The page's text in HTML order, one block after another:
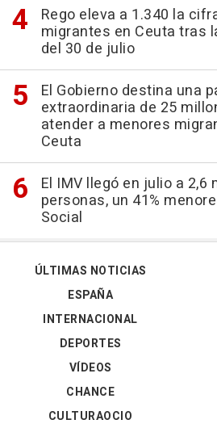
Rego eleva a 1.340 la
migrantes en Ceuta tras
del 30 de julio
El Gobierno destina una
extraordinaria de 25
atender a menores
Ceuta
El IMV llegó en julio a 2,6
personas, un 41%
Social
ÚLTIMAS NOTICIAS
ESPAÑA
INTERNACIONAL
DEPORTES
VÍDEOS
CHANCE
CULTURAOCIO